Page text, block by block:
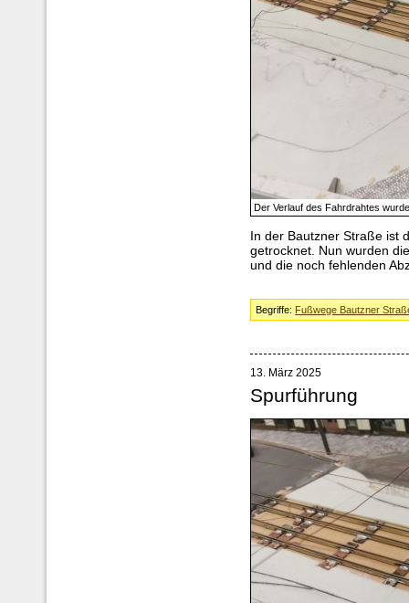
Der Verlauf des Fahrdrahtes
In der Bautzner Straße ist
getrocknet. Nun wurden
und die noch fehlenden
Begriffe: Fußwege Bautzner
13. März 2025
Spurführung